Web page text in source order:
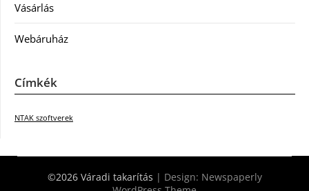
Vásárlás
Webáruház
Címkék
NTAK szoftverek
©2026 Váradi takarítás | Design: Newspaperly